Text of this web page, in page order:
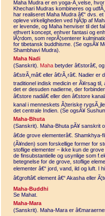
Maha Mudra er en yoga-Ã¸velse,
Khechari Mudras kombineres og
har realiseret Maha Mudra â€“ dvs.
opleve virkeligheden ved hjÃ¦lp af
er levende, og Maha henviser til det
ethvert koncept, enhver fantasi og
lÃ¦rdom, som reprÃ¦senterer
for tibetansk buddhisme. (Se ogsÃ¥
Shambhavi Mudra).
Maha Nadi
(Sanskrit). Maha betyder â€storâ€, og
â€strÃ¸mâ€ eller â€rÃ¸râ€. Nadier
traditionel indisk medicin er Ã¥rsag til,
det er desuden nadierne, der
â€store nadiâ€ eller den â€store
kanal i menneskets Ã¦teriske
det centrale Indien. (Se ogsÃ¥
Maha-Bhuta
(Sanskrit). Maha-Bhuta pÃ¥ sanskrit
â€de grove elementerâ€.
(Ã¥nden) som forskellige former for
stoflige elementer − ikke kun de
de finsubstantielle og usynlige som
betegnelse for de grove, stoflige
elementer â€“ jord, vand, ild og luft. I
â€groftâ€ element â€“ Akasha eller
Maha-Buddhi
Se Mahat.
Maha-Mara
(Sanskrit). Maha-Mara er